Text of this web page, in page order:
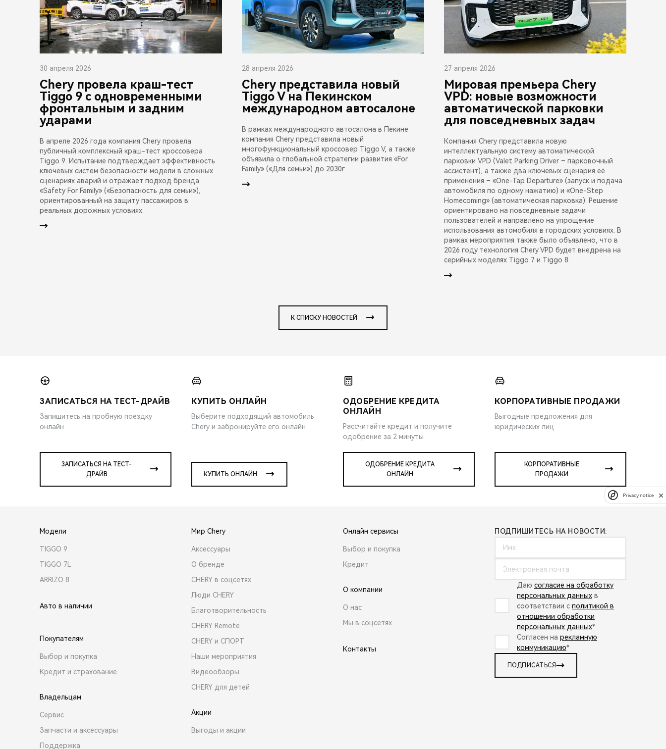
30 апреля 2026
Chery провела краш-тест
Tiggo 9 с одновременными
фронтальным и задним
ударами
В апреле 2026 года компания Chery провела
публичный комплексный краш-тест кроссовера
Tiggo 9. Испытание подтверждает эффективность
ключевых систем безопасности модели в сложных
сценариях аварий и отражает подход бренда
«Safety For Family» («Безопасность для семьи»),
ориентированный на защиту пассажиров в
реальных дорожных условиях.
28 апреля 2026
Chery представила новый
Tiggo V на Пекинском
международном автосалоне
В рамках международного автосалона в Пекине
компания Chery представила новый
многофункциональный кроссовер Tiggo V, а также
объявила о глобальной стратегии развития «For
Family» («Для семьи») до 2030г.
27 апреля 2026
Мировая премьера Chery
VPD: новые возможности
автоматической парковки
для повседневных задач
Компания Chery представила новую
интеллектуальную систему автоматической
парковки VPD (Valet Parking Driver – парковочный
ассистент), а также два ключевых сценария её
применения – «One-Tap Departure» (запуск и подача
автомобиля по одному нажатию) и «One-Step
Homecoming» (автоматическая парковка). Решение
ориентировано на повседневные задачи
пользователей и направлено на упрощение
использования автомобиля в городских условиях. В
рамках мероприятия также было объявлено, что в
2026 году технология Chery VPD будет внедрена на
серийных моделях Tiggo 7 и Tiggo 8.
К СПИСКУ НОВОСТЕЙ
ЗАПИСАТЬСЯ НА ТЕСТ-ДРАЙВ
Запишитесь на пробную поездку
онлайн
ЗАПИСАТЬСЯ НА ТЕСТ-
ДРАЙВ
КУПИТЬ ОНЛАЙН
Выберите подходящий автомобиль
Chery и забронируйте его онлайн
КУПИТЬ ОНЛАЙН
ОДОБРЕНИЕ КРЕДИТА
ОНЛАЙН
Рассчитайте кредит и получите
одобрение за 2 минуты
ОДОБРЕНИЕ КРЕДИТА
ОНЛАЙН
КОРПОРАТИВНЫЕ ПРОДАЖИ
Выгодные предложения для
юридических лиц
КОРПОРАТИВНЫЕ
ПРОДАЖИ
Модели
TIGGO 9
TIGGO 7L
ARRIZO 8
Авто в наличии
Покупателям
Выбор и покупка
Кредит и страхование
Владельцам
Сервис
Запчасти и аксессуары
Поддержка
Мир Chery
Аксессуары
О бренде
CHERY в соцсетях
Люди CHERY
Благотворительность
CHERY Remote
CHERY и СПОРТ
Наши мероприятия
Видеообзоры
CHERY для детей
Акции
Выгоды и акции
Онлайн сервисы
Выбор и покупка
Кредит
О компании
О нас
Мы в соцсетях
Контакты
ПОДПИШИТЕСЬ НА НОВОСТИ:
Даю согласие на обработку
персональных данных в
соответствии с политикой в
отношении обработки
персональных данных*
Согласен на рекламную
коммуникацию*
ПОДПИСАТЬСЯ
Privacy notice